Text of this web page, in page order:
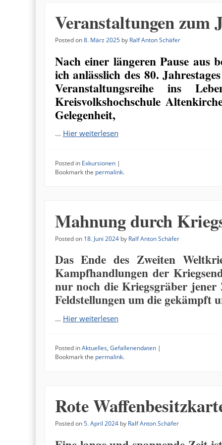
Veranstaltungen zum
Posted on 8. März 2025by Ralf Anton Schäfer
Nach einer längeren Pause aus
ich anlässlich des 80.
Veranstaltungsreihe ins
Kreisvolkshochschule
Gelegenheit,
… Hier weiterlesen
Posted in Exkursionen |
Bookmark the permalink.
Mahnung durch
Posted on 18. Juni 2024by Ralf Anton Schäfer
Das Ende des Zweiten
Kampfhandlungen der
nur noch die Kriegsgräber jener
Feldstellungen um die gekämpft
… Hier weiterlesen
Posted in Aktuelles, Gefallenendaten |
Bookmark the permalink.
Rote
Posted on 5. April 2024by Ralf Anton Schäfer